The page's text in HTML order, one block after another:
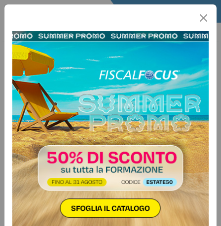
Home Infografica Schede Infografica
4 giugno 2026
Reati tributari: le sanzioni
amministrative definitive incidono
sulla pena, ma non riducono
automaticamente la confisca del
profitto
L'infografica spiega che le sanzioni amministrative tributarie
già applicate in via definitiva possono influire sulla
determinazione della pena penale per il medesimo fatto, in
base all’art. 21-ter del D.Lgs. 74/2000 introdotto dalla
riforma del 2024. La Cassazione chiarisce che tale